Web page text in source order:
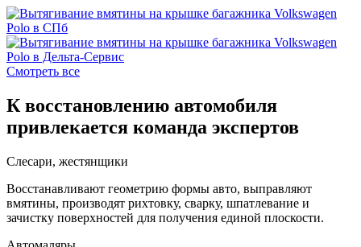
Смотреть все
К восстановлению автомобиля
привлекается команда экспертов
Слесари, жестянщики
Восстанавливают геометрию формы авто, выправляют
вмятины, производят рихтовку, сварку, шпатлевание и
зачистку поверхностей для получения единой плоскости.